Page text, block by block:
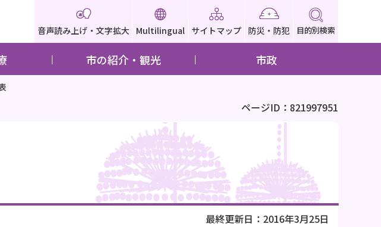
音声読み上げ・文字拡大 Multilingual サイトマップ 防災・防犯 目的別検索
市の紹介・観光 市政
ページID：821997951
最終更新日：2016年3月25日